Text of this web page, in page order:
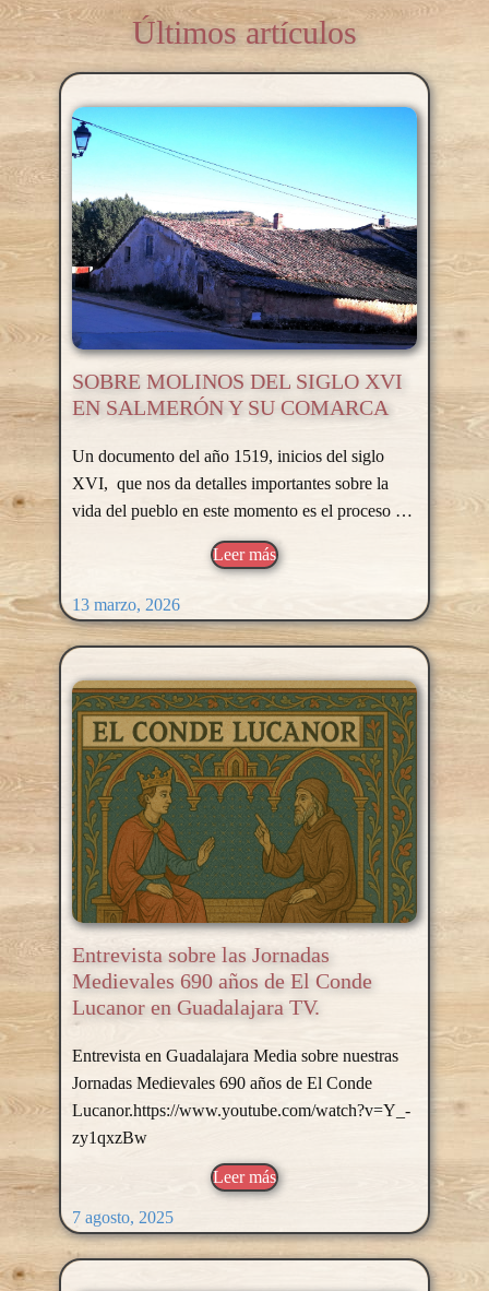
Últimos artículos
SOBRE MOLINOS DEL SIGLO XVI
EN SALMERÓN Y SU COMARCA
Un documento del año 1519, inicios del siglo
XVI, que nos da detalles importantes sobre la
vida del pueblo en este momento es el proceso …
Leer más
13 marzo, 2026
Entrevista sobre las Jornadas
Medievales 690 años de El Conde
Lucanor en Guadalajara TV.
Entrevista en Guadalajara Media sobre nuestras
Jornadas Medievales 690 años de El Conde
Lucanor.https://www.youtube.com/watch?v=Y_-
zy1qxzBw
Leer más
7 agosto, 2025